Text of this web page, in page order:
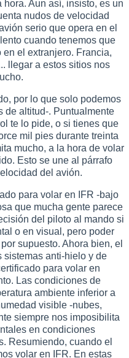
Aun así, insisto, es un
nudos de velocidad
serio que opera en el
cuando tenemos que
el extranjero. Francia,
llegar a estos sitios nos
por lo que solo podemos
de altitud-. Puntualmente
te lo pide, o si tienes que
mil pies durante treinta
mucho, a la hora de volar
Esto se une al párrafo
del avión.
para volar en IFR -bajo
que mucha gente parece
del piloto al mando si
o en visual, pero poder
supuesto. Ahora bien, el
sistemas anti-hielo y de
para volar en
Las condiciones de
ambiente inferior a
visible -nubes,
siempre nos imposibilita
en condiciones
Resumiendo, cuando el
volar en IFR. En estas